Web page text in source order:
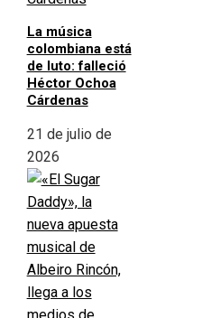
La música
colombiana está
de luto: falleció
Héctor Ochoa
Cárdenas
21 de julio de
2026